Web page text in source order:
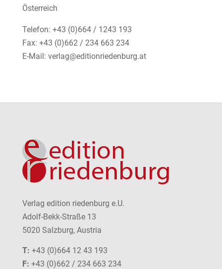
Österreich
Telefon: +43 (0)664 / 1243 193
Fax: +43 (0)662 / 234 663 234
E-Mail: verlag@editionriedenburg.at
Verlag edition riedenburg e.U.
Adolf-Bekk-Straße 13
5020 Salzburg, Austria
T: +43 (0)664 12 43 193
F: +43 (0)662 / 234 663 234